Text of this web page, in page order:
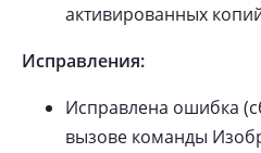
активированных
Исправления:
Исправлена ошибка
вызове команды